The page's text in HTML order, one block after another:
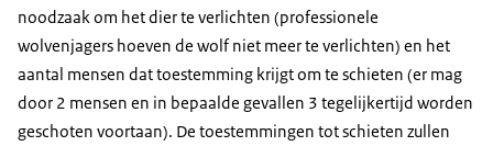
noodzaak om het dier te verlichten (professionele
wolvenjagers hoeven de wolf niet meer te verlichten) en het
aantal mensen dat toestemming krijgt om te schieten (er mag
door 2 mensen en in bepaalde gevallen 3 tegelijkertijd worden
geschoten voortaan). De toestemmingen tot schieten zullen